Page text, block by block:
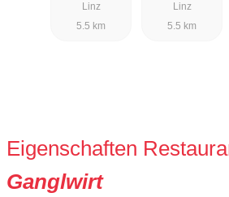
Linz
5.5 km
Linz
5.5 km
Eigenschaften
Ganglwirt